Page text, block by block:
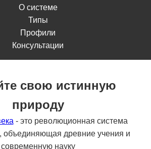
О системе
Типы
Профили
Консультации
свою истинную
природу
- это революционная система
объединяющая древние учения и
современную науку